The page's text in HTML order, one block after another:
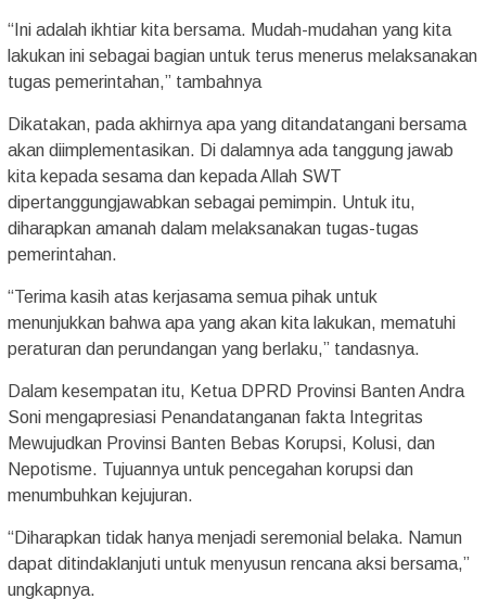
“Ini adalah ikhtiar kita bersama. Mudah-mudahan yang kita
lakukan ini sebagai bagian untuk terus menerus melaksanakan
tugas pemerintahan,” tambahnya
Dikatakan, pada akhirnya apa yang ditandatangani bersama
akan diimplementasikan. Di dalamnya ada tanggung jawab
kita kepada sesama dan kepada Allah SWT
dipertanggungjawabkan sebagai pemimpin. Untuk itu,
diharapkan amanah dalam melaksanakan tugas-tugas
pemerintahan.
“Terima kasih atas kerjasama semua pihak untuk
menunjukkan bahwa apa yang akan kita lakukan, mematuhi
peraturan dan perundangan yang berlaku,” tandasnya.
Dalam kesempatan itu, Ketua DPRD Provinsi Banten Andra
Soni mengapresiasi Penandatanganan fakta Integritas
Mewujudkan Provinsi Banten Bebas Korupsi, Kolusi, dan
Nepotisme. Tujuannya untuk pencegahan korupsi dan
menumbuhkan kejujuran.
“Diharapkan tidak hanya menjadi seremonial belaka. Namun
dapat ditindaklanjuti untuk menyusun rencana aksi bersama,”
ungkapnya.